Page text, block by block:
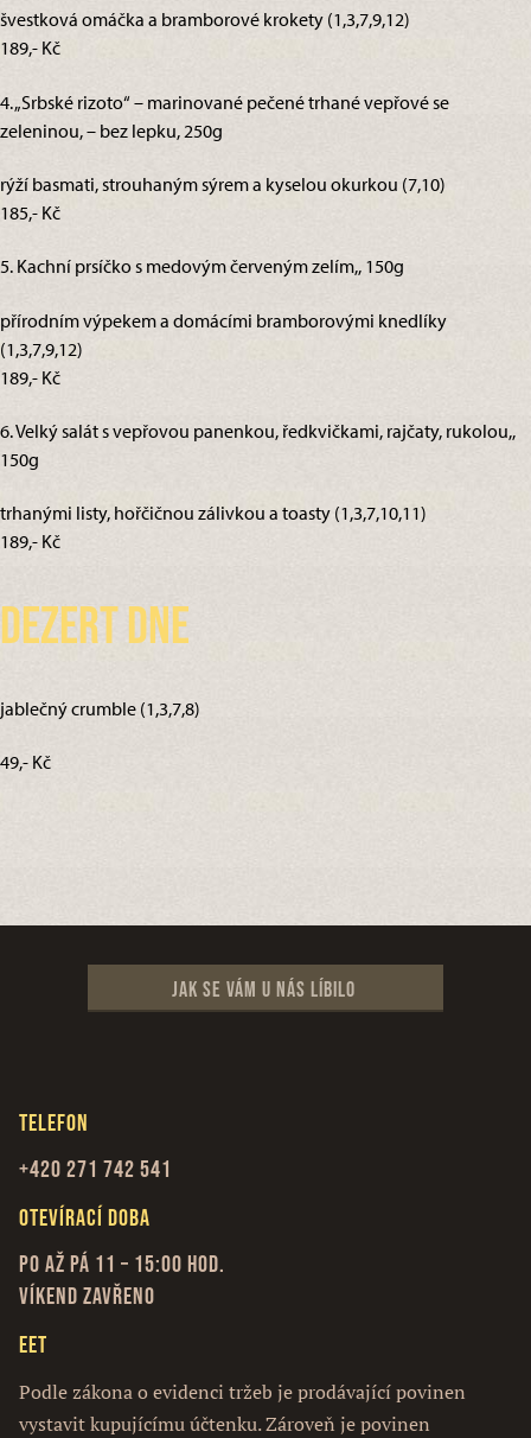
švestková omáčka a bramborové krokety (1,3,7,9,12)
189,- Kč
4. „Srbské rizoto“ – marinované pečené trhané vepřové se
zeleninou, – bez lepku, 250g
rýží basmati, strouhaným sýrem a kyselou okurkou (7,10)
185,- Kč
5. Kachní prsíčko s medovým červeným zelím,, 150g
přírodním výpekem a domácími bramborovými knedlíky
(1,3,7,9,12)
189,- Kč
6. Velký salát s vepřovou panenkou, ředkvičkami, rajčaty, rukolou,,
150g
trhanými listy, hořčičnou zálivkou a toasty (1,3,7,10,11)
189,- Kč
Dezert dne
jablečný crumble (1,3,7,8)
49,- Kč
Jak se vám u nás líbilo
Telefon
+420 271 742 541
Otevírací doba
Po až Pá 11 – 15:00 hod.
Víkend zavřeno
EET
Podle zákona o evidenci tržeb je prodávající povinen
vystavit kupujícímu účtenku. Zároveň je povinen